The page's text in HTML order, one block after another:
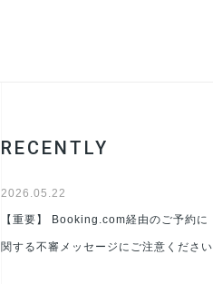
RECENTLY
2026.05.22
【重要】 Booking.com経由のご予約に
関する不審メッセージにご注意ください